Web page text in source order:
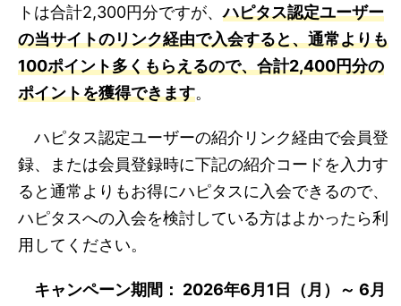
トは合計2,300円分ですが、ハピタス認定ユーザー
の当サイトのリンク経由で入会すると、通常よりも
100ポイント多くもらえるので、合計2,400円分の
ポイントを獲得できます。
ハピタス認定ユーザーの紹介リンク経由で会員登
録、または会員登録時に下記の紹介コードを入力す
ると通常よりもお得にハピタスに入会できるので、
ハピタスへの入会を検討している方はよかったら利
用してください。
キャンペーン期間： 2026年6月1日（月）～ 6月